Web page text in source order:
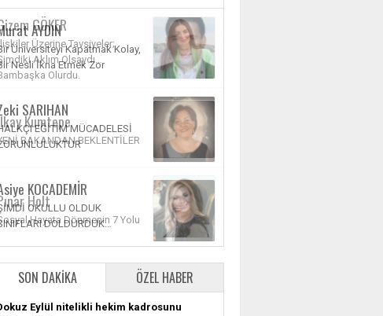
GÖKER
Üzerine Tavsiyeler;
Aklım Olsaydı…
Olurdu.
Kumtepe
BAKANDAN BEKLENTİLER
Holt
Hayata Dönmenin 7 Yolu
SON DAKIKA ÖZEL HABER
Eylül nitelikli hekim kadrosunu